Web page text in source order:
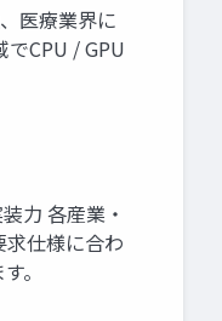
医療業界に
CPU / GPU
力 各産業・
仕様に合わ
。